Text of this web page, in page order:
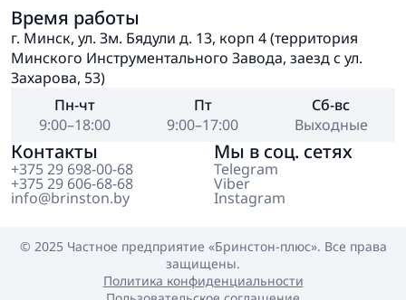
Время работы
г. Минск, ул. Зм. Бядули д. 13, корп 4 (территория
Минского Инструментального Завода, заезд с ул.
Захарова, 53)
Пн-чт
9:00–18:00
Пт
9:00–17:00
Сб-вс
Выходные
Контакты
+375 29 698-00-68
+375 29 606-68-68
info@brinston.by
Мы в соц. сетях
Telegram
Viber
Instagram
© 2025 Частное предприятие «Бринстон-плюс». Все права
защищены.
Политика конфиденциальности